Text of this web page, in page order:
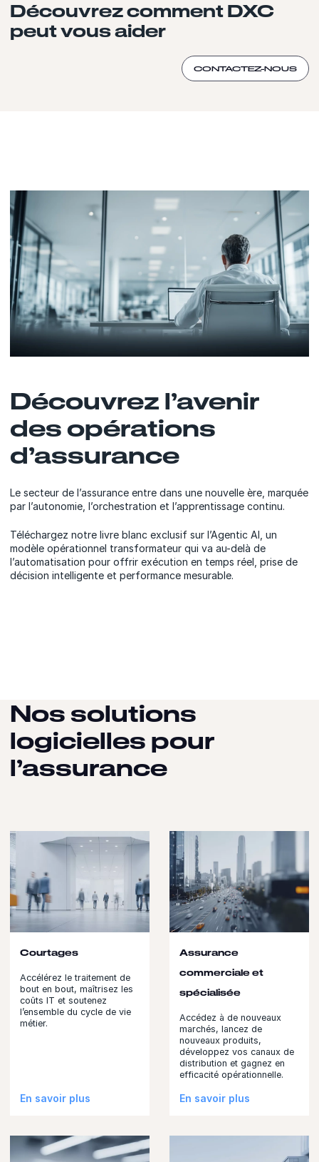
Découvrez comment DXC
peut vous aider
CONTACTEZ-NOUS
Découvrez l’avenir
des opérations
d’assurance
Le secteur de l’assurance entre dans une nouvelle ère, marquée
par l’autonomie, l’orchestration et l’apprentissage continu.
Téléchargez notre livre blanc exclusif sur l’Agentic AI, un
modèle opérationnel transformateur qui va au-delà de
l’automatisation pour offrir exécution en temps réel, prise de
décision intelligente et performance mesurable.
Nos solutions
logicielles pour
l’assurance
Courtages
Accélérez le traitement de
bout en bout, maîtrisez les
coûts IT et soutenez
l’ensemble du cycle de vie
métier.
En savoir plus
Assurance
commerciale et
spécialisée
Accédez à de nouveaux
marchés, lancez de
nouveaux produits,
développez vos canaux de
distribution et gagnez en
efficacité opérationnelle.
En savoir plus